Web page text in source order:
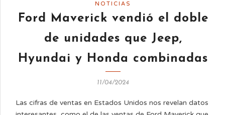
NOTICIAS
Ford Maverick vendió el doble
de unidades que Jeep,
Hyundai y Honda combinadas
11/04/2024
Las cifras de ventas en Estados Unidos nos revelan datos